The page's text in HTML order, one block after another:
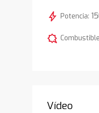
bolt Potencia:
comic_bubble
Vídeo